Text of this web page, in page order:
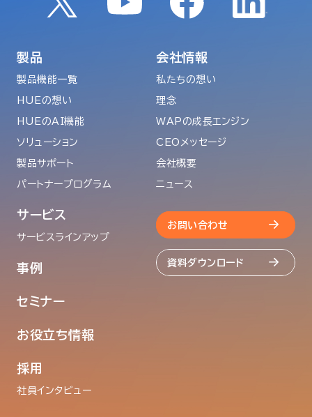
製品
製品機能一覧
HUEの想い
HUEのAI機能
ソリューション
製品サポート
パートナープログラム
サービス
サービスラインアップ
事例
セミナー
お役立ち情報
採用
社員インタビュー
会社情報
私たちの想い
理念
WAPの成長エンジン
CEOメッセージ
会社概要
ニュース
お問い合わせ
資料ダウンロード